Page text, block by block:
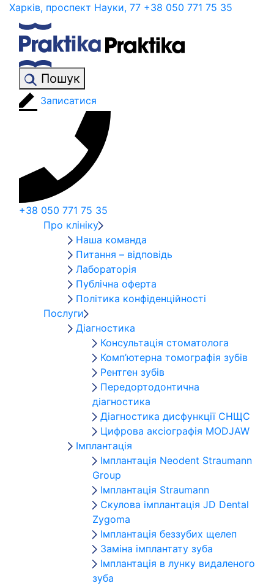
Харків, проспект Науки, 77 +38 050 771 75 35
Пошук
Записатися
+38 050 771 75 35
Про клініку
Наша команда
Питання – відповідь
Лабораторія
Публічна оферта
Політика конфіденційності
Послуги
Діагностика
Консультація стоматолога
Комп’ютерна томографія зубів
Рентген зубів
Передортодонтична
діагностика
Діагностика дисфункції СНЩС
Цифрова аксіографія MODJAW
Імплантація
Імплантація Neodent Straumann
Group
Імплантація Straumann
Скулова імплантація JD Dental
Zygoma
Імплантація беззубих щелеп
Заміна імплантату зуба
Імплантація в лунку видаленого
зуба